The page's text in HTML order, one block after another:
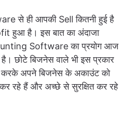
से ही आपकी Sell कितनी हुई है
हुआ है। इस बात का अंदाजा
Software का प्रयोग आज
छोटे बिजनेस वाले भी इस प्रकार
करके अपने बिजनेस के अकाउंट को
रहे हैं और अच्छे से सुरक्षित कर रहे